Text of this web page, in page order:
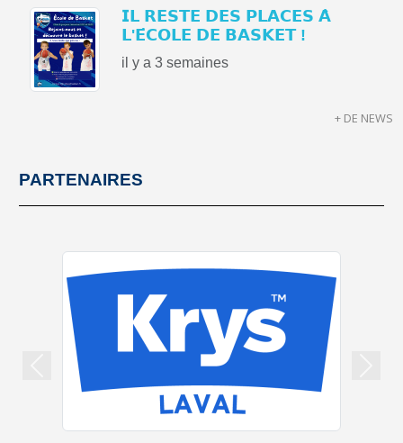
𝗜𝗟 𝗥𝗘𝗦𝗧𝗘 𝗗𝗘𝗦 𝗣𝗟𝗔𝗖𝗘𝗦 𝗔̀
𝗟'𝗘́𝗖𝗢𝗟𝗘 𝗗𝗘 𝗕𝗔𝗦𝗞𝗘𝗧 !
il y a 3 semaines
+ DE NEWS
PARTENAIRES
Précedent